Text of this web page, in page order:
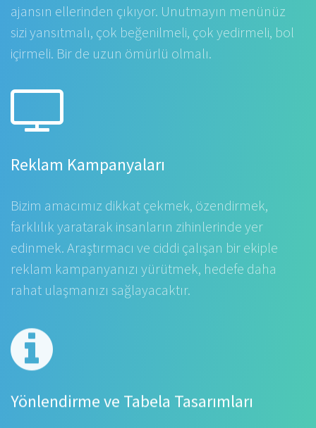
ajansın ellerinden çıkıyor. Unutmayın menünüz
sizi yansıtmalı, çok beğenilmeli, çok yedirmeli, bol
içirmeli. Bir de uzun ömürlü olmalı.
Reklam Kampanyaları
Bizim amacımız dikkat çekmek, özendirmek,
farklılık yaratarak insanların zihinlerinde yer
edinmek. Araştırmacı ve ciddi çalışan bir ekiple
reklam kampanyanızı yürütmek, hedefe daha
rahat ulaşmanızı sağlayacaktır.
Yönlendirme ve Tabela Tasarımları